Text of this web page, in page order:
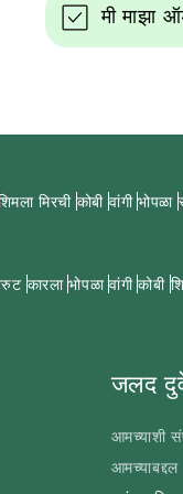
मी माझा
मिरची कोबी वांगी भोपळा
कारला भोपळा वांगी कोबी
जलद
आमच्याशी
आमच्याबद्दल